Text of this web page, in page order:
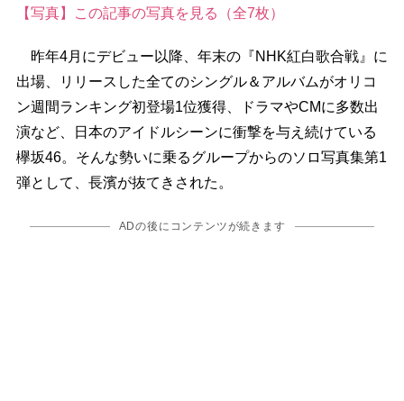
【写真】この記事の写真を見る（全7枚）
昨年4月にデビュー以降、年末の『NHK紅白歌合戦』に
出場、リリースした全てのシングル＆アルバムがオリコ
ン週間ランキング初登場1位獲得、ドラマやCMに多数出
演など、日本のアイドルシーンに衝撃を与え続けている
欅坂46。そんな勢いに乗るグループからのソロ写真集第1
弾として、長濱が抜てきされた。
ADの後にコンテンツが続きます